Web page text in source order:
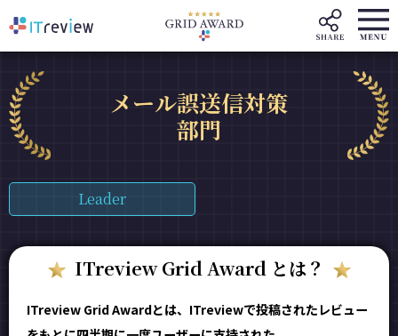
メール誤送信対策
部門
Leader
ITreview Grid Award とは？
ITreview Grid Awardとは、ITreviewで投稿されたレビュー